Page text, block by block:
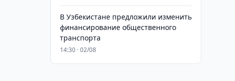
В Узбекистане предложили изменить
финансирование общественного
транспорта
14:30 · 02/08